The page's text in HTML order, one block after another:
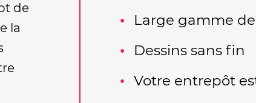
de
la
Large gamme
Dessins sans fin
Votre entrepôt